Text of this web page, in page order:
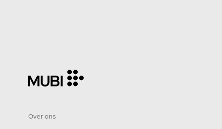
Over ons